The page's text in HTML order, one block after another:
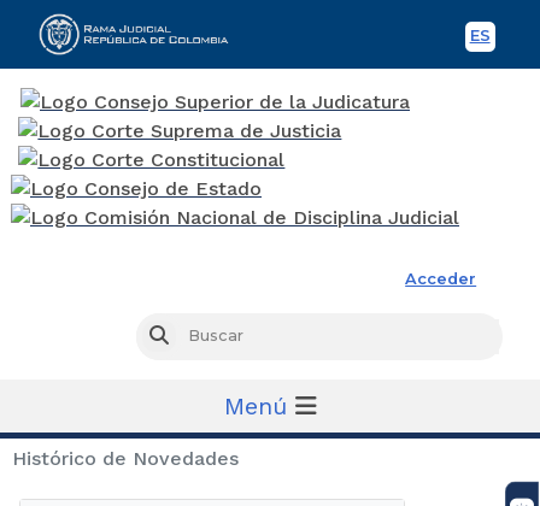
ES
Acceder
Buscar
Menú
Histórico de Novedades